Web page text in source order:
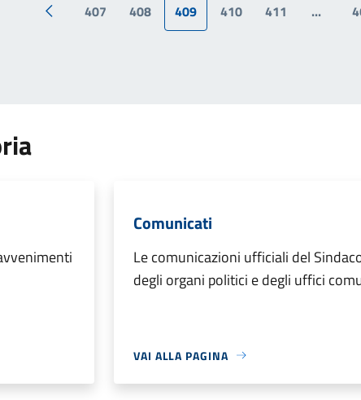
Pagina precedente
407 408 409 410 411 ...
Comunicati
Le comunicazioni ufficiali del
degli organi politici e degli uffici
VAI ALLA PAGINA